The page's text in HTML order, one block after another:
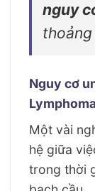
nguy
Nguy cơ
Một vài
hệ giữa
trong thời